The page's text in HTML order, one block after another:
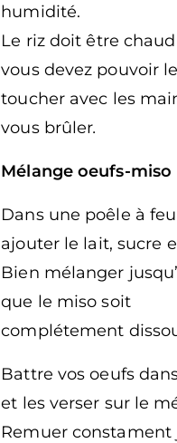
humidité.
Le riz doit être
vous devez pouvoir le
toucher avec les
vous brûler.
Mélange oeufs-miso
Dans une poêle à
ajouter le lait, sucre
Bien mélanger
que le miso soit
complétement
Battre vos oeufs
et les verser sur le
Remuer constament